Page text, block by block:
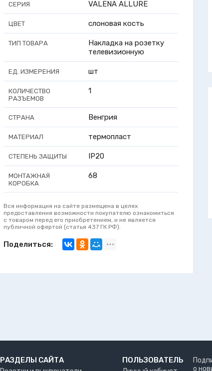
СЕРИЯ VALENA ALLURE
ЦВЕТ слоновая кость
ТИП ТОВАРА
Накладка на розетку
телевизионную
ЕД. ИЗМЕРЕНИЯ шт
КОЛИЧЕСТВО
РАЗЪЕМОВ
1
СТРАНА Венгрия
МАТЕРИАЛ термопласт
СТЕПЕНЬ ЗАЩИТЫ IP20
МОНТАЖНАЯ
КОРОБКА
68
Вся информация на сайте размещена в целях
предоставления возможности покупателю ознакомиться
с товаром перед его приобретением, и не является
публичной офертой (статья 437 ГК РФ).
Поделиться:
РАЗДЕЛЫ САЙТА ПОЛЬЗОВАТЕЛЬ
о